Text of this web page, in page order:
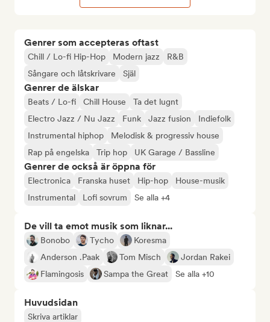
Genrer som accepteras oftast
Chill / Lo-fi Hip-Hop Modern jazz
R&B
Sångare och låtskrivare
Själ
Genrer de älskar
Beats / Lo-fi Chill House
Ta det lugnt
Electro Jazz / Nu Jazz
Funk Jazz fusion
Indiefolk
Instrumental hiphop
Melodisk & progressiv house
Rap på engelska
Trip hop UK Garage / Bassline
Genrer de också är öppna för
Electronica Franska huset Hip-hop
House-musik
Instrumental
Lofi sovrum Se alla +4
De vill ta emot musik som liknar...
Bonobo Tycho
Koresma
Anderson .Paak
Tom Misch
Jordan Rakei
Flamingosis
Sampa the Great Se alla +10
Huvudsidan
Skriva artiklar